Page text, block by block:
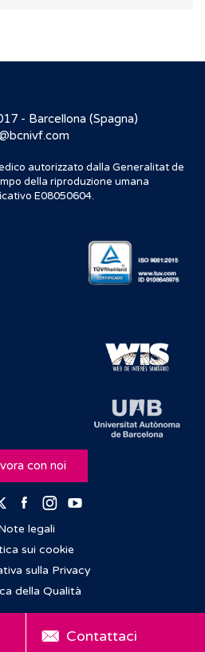
Contattaci
- Barcellona (Spagna)
autorizzato dalla Generalitat de
della riproduzione umana
E08050604.
con noi
TwitterFacebook
Instagram
legali
sui cookie
sulla Privacy
della Qualità